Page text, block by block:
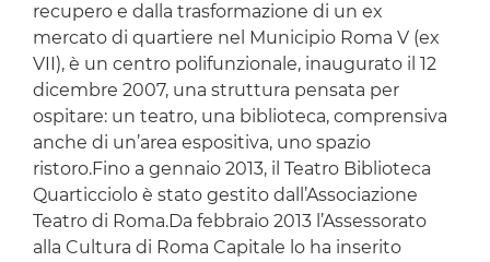
recupero e dalla trasformazione di un ex
mercato di quartiere nel Municipio Roma V (ex
VII), è un centro polifunzionale, inaugurato il 12
dicembre 2007, una struttura pensata per
ospitare: un teatro, una biblioteca, comprensiva
anche di un’area espositiva, uno spazio
ristoro.Fino a gennaio 2013, il Teatro Biblioteca
Quarticciolo è stato gestito dall’Associazione
Teatro di Roma.Da febbraio 2013 l’Assessorato
alla Cultura di Roma Capitale lo ha inserito